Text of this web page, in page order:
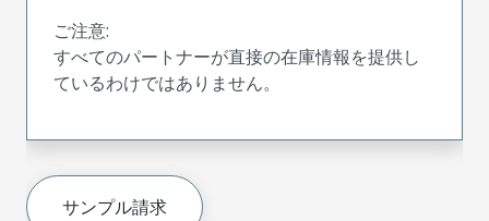
ご注意:
すべてのパートナーが直接の在庫情報を提供し
ているわけではありません。
サンプル請求